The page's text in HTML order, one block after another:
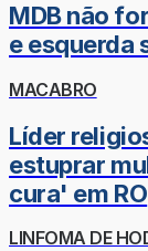
MDB não
e esquerda
MACABRO
Líder
estuprar
cura' em RO
LINFOMA DE